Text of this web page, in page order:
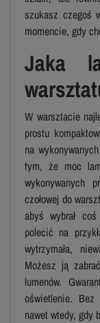
szukasz czegoś
momencie, gdy
Jaka
W warsztacie
prostu
na
tym, że moc
wykonywanych
czołowej do
abyś wybrał
polecić na
wytrzymała,
Możesz ją
lumenów.
oświetlenie.
nawet wtedy, gdy